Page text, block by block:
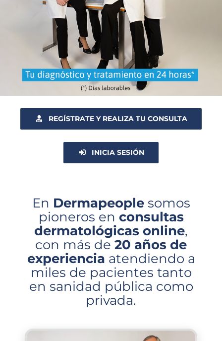
REGÍSTRATE Y REALIZA TU CONSULTA
INICIA SESIÓN
En Dermapeoplesomos
pioneros en consultas
dermatológicas online,
con más de 20 años de
experiencia atendiendo a
miles de pacientes tanto
en sanidad pública como
privada.